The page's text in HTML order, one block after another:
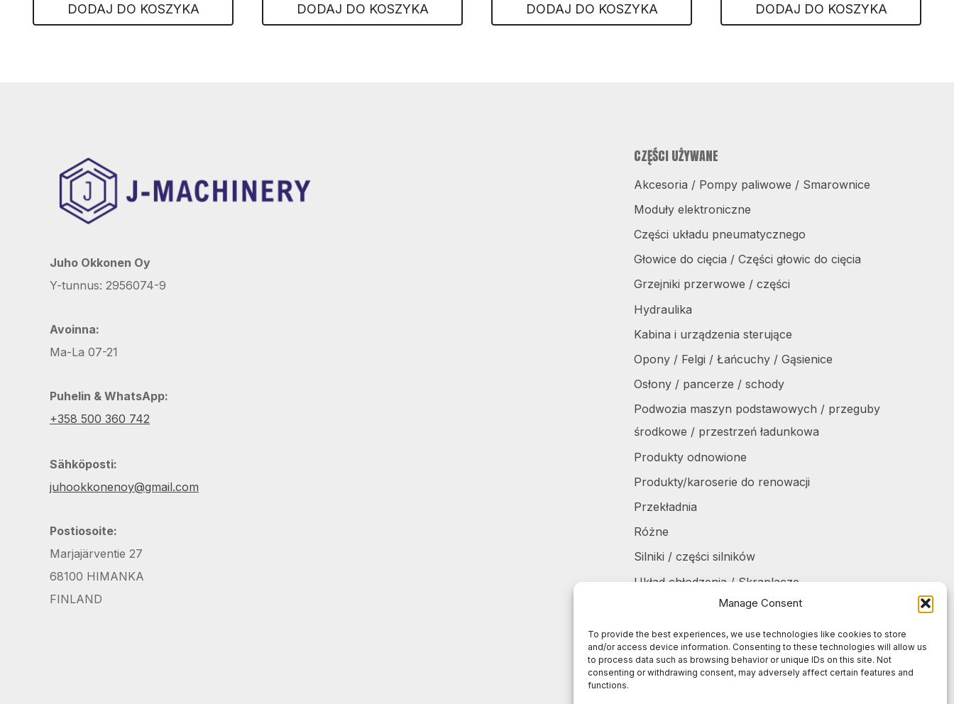
Manage Consent
To provide the best experiences, we use technologies like cookies to store
and/or access device information. Consenting to these technologies will allow us
to process data such as browsing behavior or unique IDs on this site. Not
consenting or withdrawing consent, may adversely affect certain features and
functions.
DODAJ DO KOSZYKA DODAJ DO KOSZYKA DODAJ DO KOSZYKA DODAJ DO KOSZYKA
Juho Okkonen Oy
Y-tunnus: 2956074-9
Avoinna:
Ma-La 07-21
Puhelin & WhatsApp:
+358 500 360 742
Sähköposti:
juhookkonenoy@gmail.com
Postiosoite:
Marjajärventie 27
68100 HIMANKA
FINLAND
CZĘŚCI UŻYWANE
Akcesoria / Pompy paliwowe / Smarownice
Moduły elektroniczne
Części układu pneumatycznego
Głowice do cięcia / Części głowic do cięcia
Grzejniki przerwowe / części
Hydraulika
Kabina i urządzenia sterujące
Opony / Felgi / Łańcuchy / Gąsienice
Osłony / pancerze / schody
Podwozia maszyn podstawowych / przeguby
środkowe / przestrzeń ładunkowa
Produkty odnowione
Produkty/karoserie do renowacji
Przekładnia
Różne
Silniki / części silników
Układ chłodzenia / Skraplacze
Zbiorniki / Pojemniki
Żurawie do harvesterów / części
Żurawie samochodowe / części